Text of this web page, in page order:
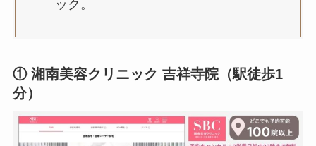
ック。
① 湘南美容クリニック 吉祥寺院（駅徒歩1
分）